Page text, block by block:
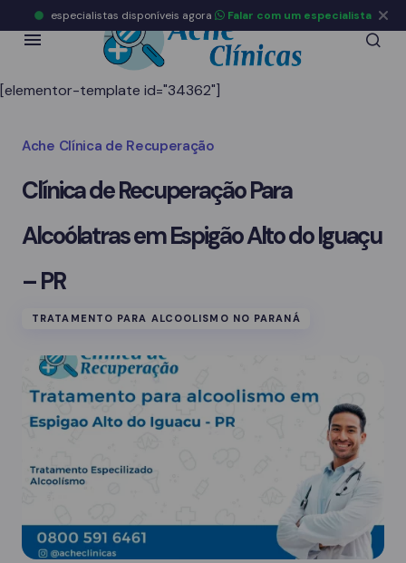
[elementor-template id="34362"]
Ache Clínica de Recuperação
Clínica de Recuperação Para
Alcoólatras em Espigão Alto do Iguaçu
– PR
TRATAMENTO PARA ALCOOLISMO NO PARANÁ
especialistas disponíveis agora Falar com um especialista